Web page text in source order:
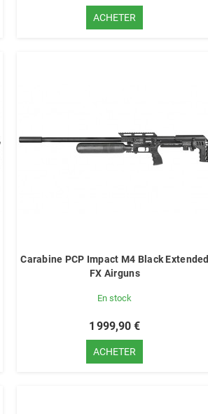
ACHETER
Carabine PCP Impact M4 Black Extended
FX Airguns
En stock
1 999,90 €
ACHETER